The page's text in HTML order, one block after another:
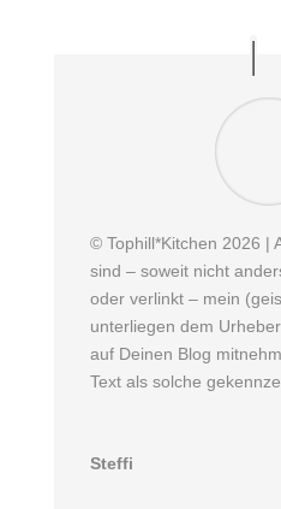
© Tophill*Kitchen 2026 |
sind – soweit nicht
oder verlinkt – mein
unterliegen dem
auf Deinen Blog
Text als solche
Steffi